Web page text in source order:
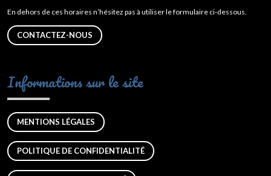
En dehors de ces horaires n’hésitez pas à utiliser le formulaire ci-dessous.
CONTACTEZ-NOUS
Informations sur le site
MENTIONS LÉGALES
POLITIQUE DE CONFIDENTIALITÉ